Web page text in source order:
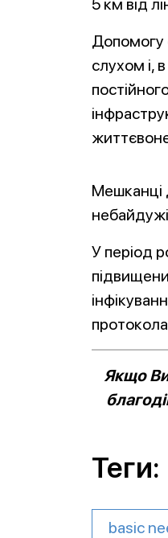
5 км від
Допомогу
слухом і,
Мешканці
У період
Якщо Ви
Теги:
basic